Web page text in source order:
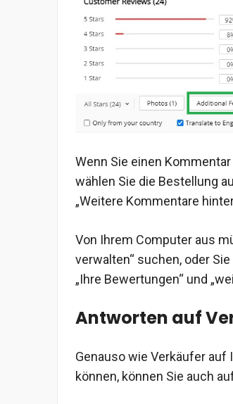
Wenn Sie einen
wählen Sie die Bestellung
„Weitere Kommentare
Von Ihrem Computer aus
verwalten“ suchen, oder
„Ihre Bewertungen“ und
Antworten auf
Genauso wie Verkäufer
können, können Sie auch